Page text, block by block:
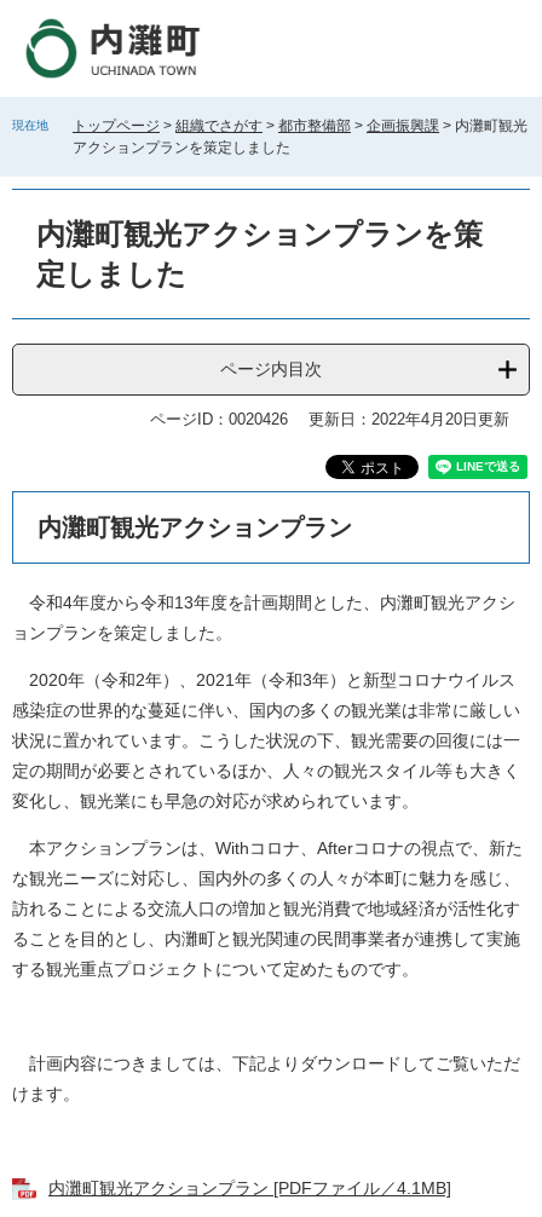
す
し
現在地 トップページ > 組織でさがす > 都市整備部 > 企画振興課 > 内灘町観光
アクションプランを策定しました
内灘町観光アクションプランを策
定しました
ページ内目次
ページID：0020426 更新日：2022年4月20日更新
内灘町観光アクションプラン
令和4年度から令和13年度を計画期間とした、内灘町観光アクシ
ョンプランを策定しました。
2020年（令和2年）、2021年（令和3年）と新型コロナウイルス
感染症の世界的な蔓延に伴い、国内の多くの観光業は非常に厳しい
状況に置かれています。こうした状況の下、観光需要の回復には一
定の期間が必要とされているほか、人々の観光スタイル等も大きく
変化し、観光業にも早急の対応が求められています。
本アクションプランは、Withコロナ、Afterコロナの視点で、新た
な観光ニーズに対応し、国内外の多くの人々が本町に魅力を感じ、
訪れることによる交流人口の増加と観光消費で地域経済が活性化す
ることを目的とし、内灘町と観光関連の民間事業者が連携して実施
する観光重点プロジェクトについて定めたものです。
計画内容につきましては、下記よりダウンロードしてご覧いただ
けます。
内灘町観光アクションプラン [PDFファイル／4.1MB]